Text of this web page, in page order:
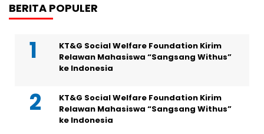
BERITA POPULER
KT&G Social Welfare Foundation Kirim
Relawan Mahasiswa “Sangsang Withus”
ke Indonesia
KT&G Social Welfare Foundation Kirim
Relawan Mahasiswa “Sangsang Withus”
ke Indonesia